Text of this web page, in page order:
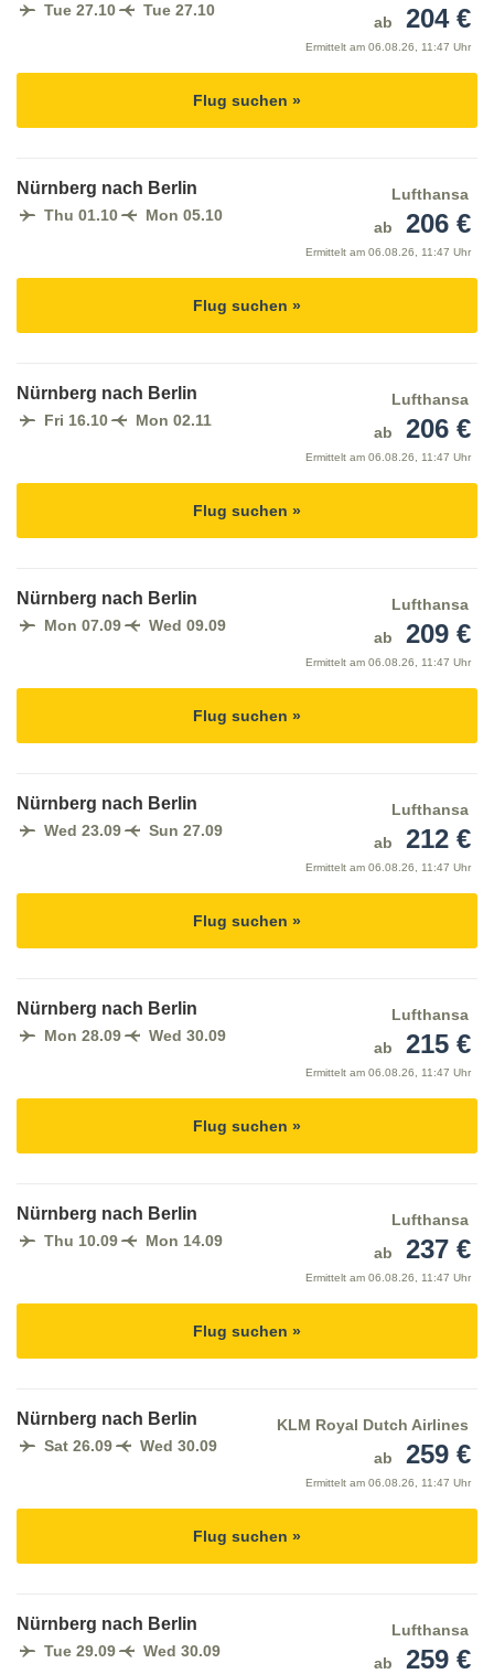
Tue 27.10 Tue 27.10
ab
204 €
Ermittelt am 06.08.26, 11:47 Uhr
Flug suchen »
Nürnberg nach Berlin
Thu 01.10 Mon 05.10
Lufthansa
ab
206 €
Ermittelt am 06.08.26, 11:47 Uhr
Flug suchen »
Nürnberg nach Berlin
Fri 16.10 Mon 02.11
Lufthansa
ab
206 €
Ermittelt am 06.08.26, 11:47 Uhr
Flug suchen »
Nürnberg nach Berlin
Mon 07.09 Wed 09.09
Lufthansa
ab
209 €
Ermittelt am 06.08.26, 11:47 Uhr
Flug suchen »
Nürnberg nach Berlin
Wed 23.09 Sun 27.09
Lufthansa
ab
212 €
Ermittelt am 06.08.26, 11:47 Uhr
Flug suchen »
Nürnberg nach Berlin
Mon 28.09 Wed 30.09
Lufthansa
ab
215 €
Ermittelt am 06.08.26, 11:47 Uhr
Flug suchen »
Nürnberg nach Berlin
Thu 10.09 Mon 14.09
Lufthansa
ab
237 €
Ermittelt am 06.08.26, 11:47 Uhr
Flug suchen »
Nürnberg nach Berlin
Sat 26.09 Wed 30.09
KLM Royal Dutch Airlines
ab
259 €
Ermittelt am 06.08.26, 11:47 Uhr
Flug suchen »
Nürnberg nach Berlin
Tue 29.09 Wed 30.09
Lufthansa
ab
259 €